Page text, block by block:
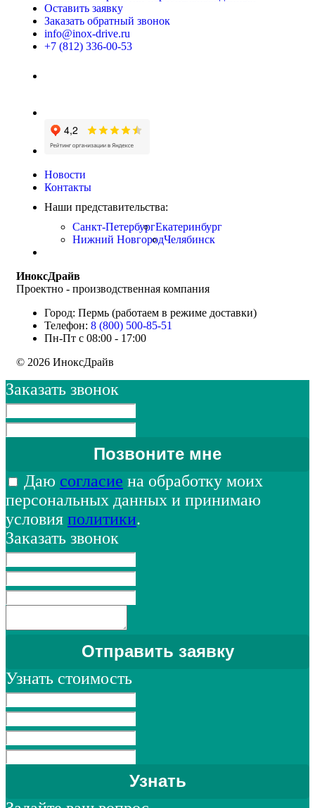
Оставить заявку
Заказать обратный звонок
info@inox-drive.ru
+7 (812) 336-00-53
Новости
Контакты
Наши представительства:
Санкт-ПетербургЕкатеринбург
Нижний НовгородЧелябинск
ИноксДрайв
Проектно - производственная компания
Город: Пермь (работаем в режиме доставки)
Телефон: 8 (800) 500-85-51
Пн-Пт с 08:00 - 17:00
© 2026 ИноксДрайв
Заказать звонок
Даю согласие на обработку моих
персональных данных и принимаю
условия политики.
Заказать звонок
Узнать стоимость